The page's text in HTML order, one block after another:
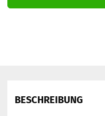
BESCHREIBUNG